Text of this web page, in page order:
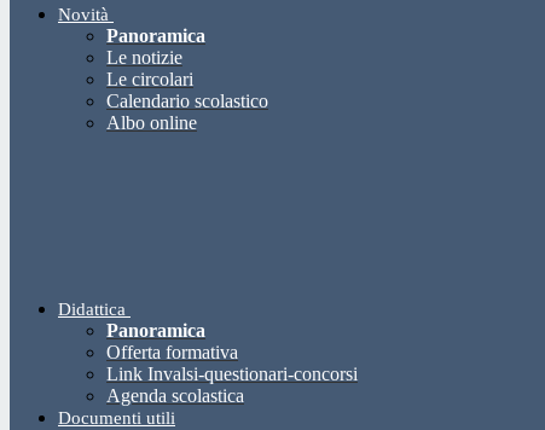
Novità
Panoramica
Le notizie
Le circolari
Calendario scolastico
Albo online
Didattica
Panoramica
Offerta formativa
Link Invalsi-questionari-concorsi
Agenda scolastica
Documenti utili